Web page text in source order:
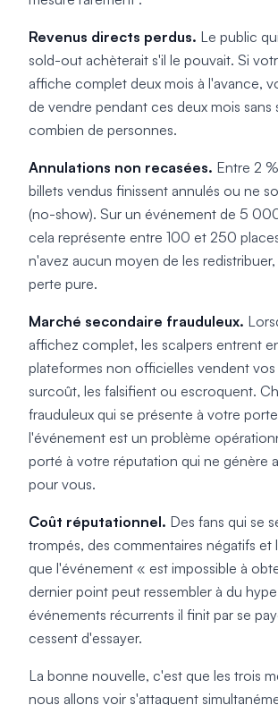
Revenus directs perdus. Le public
sold-out achèterait s'il le pouvait. Si
affiche complet deux mois à l'avance,
de vendre pendant ces deux mois sans
combien de personnes.
Annulations non recasées. Entre 2
billets vendus finissent annulés ou ne
(no-show). Sur un événement de 5
cela représente entre 100 et 250
n'avez aucun moyen de les
perte pure.
Marché secondaire frauduleux.
affichez complet, les scalpers entrent
plateformes non officielles vendent vos
surcoût, les falsifient ou escroquent.
frauduleux qui se présente à votre
l'événement est un problème
porté à votre réputation qui ne génère
pour vous.
Coût réputationnel. Des fans qui se
trompés, des commentaires négatifs et
que l'événement « est impossible à
dernier point peut ressembler à du
événements récurrents il finit par se
cessent d'essayer.
La bonne nouvelle, c'est que les trois
nous allons voir s'attaquent